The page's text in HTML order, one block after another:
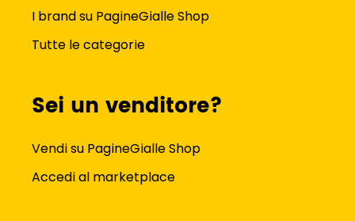
I brand su PagineGialle Shop
Tutte le categorie
Sei un venditore?
Vendi su PagineGialle Shop
Accedi al marketplace